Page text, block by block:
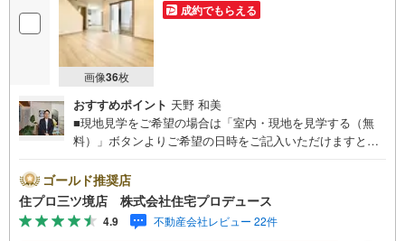
画像36枚
成約でもらえる
おすすめポイント 天野 和美
■現地見学をご希望の場合は「室内・現地を見学する（無
料）」ボタンよりご希望の日時をご記入いただけますとス
リアに強い！ 住プロは、藤沢市・綾瀬市エリアの不動産売
買専門会社です！最新物件情報や当社限定で販売する物件
情報も多数ございますので、お気軽にお問合せ下さい！ ----
---------- 弊社独自の住宅ローン提案システム 弊社ではファ
ゴールド推奨店
住プロ三ツ境店 株式会社住宅プロデュース
4.9 不動産会社レビュー 22件